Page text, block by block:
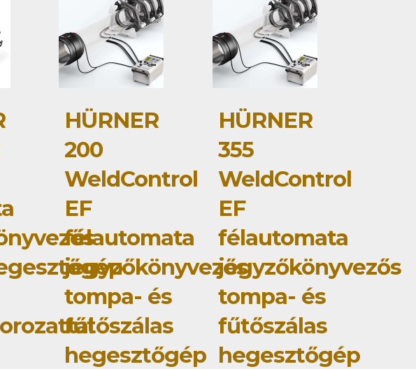
HÜRNER
200
WeldControl
EF
félautomata
jegyzőkönyvezős
tompa- és
fűtőszálas
hegesztőgép
HÜRNER
355
WeldControl
EF
félautomata
jegyzőkönyvezős
tompa- és
fűtőszálas
hegesztőgép